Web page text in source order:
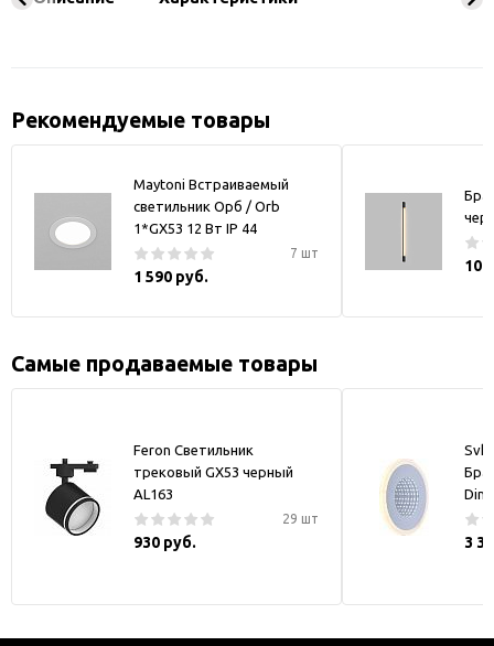
Рекомендуемые товары
Maytoni Встраиваемый
светильник Орб / Orb
1*GX53 12 Вт IP 44
7 шт
1 590 руб.
Бра
10
Самые продаваемые товары
Feron Светильник
трековый GX53 черный
AL163
29 шт
930 руб.
Бра
3